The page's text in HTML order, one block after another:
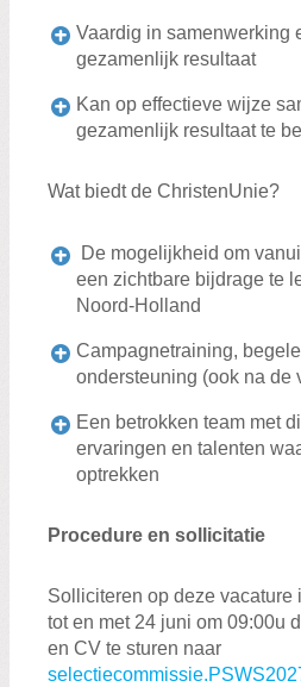
Vaardig in samenwerking
gezamenlijk resultaat
Kan op effectieve wijze
gezamenlijk resultaat te
Wat biedt de ChristenUnie?
De mogelijkheid om
een zichtbare bijdrage te
Noord-Holland
Campagnetraining,
ondersteuning (ook na de
Een betrokken team met
ervaringen en talenten
optrekken
Procedure en sollicitatie
Solliciteren op deze vacature
tot en met 24 juni om 09:00u
en CV te sturen naar